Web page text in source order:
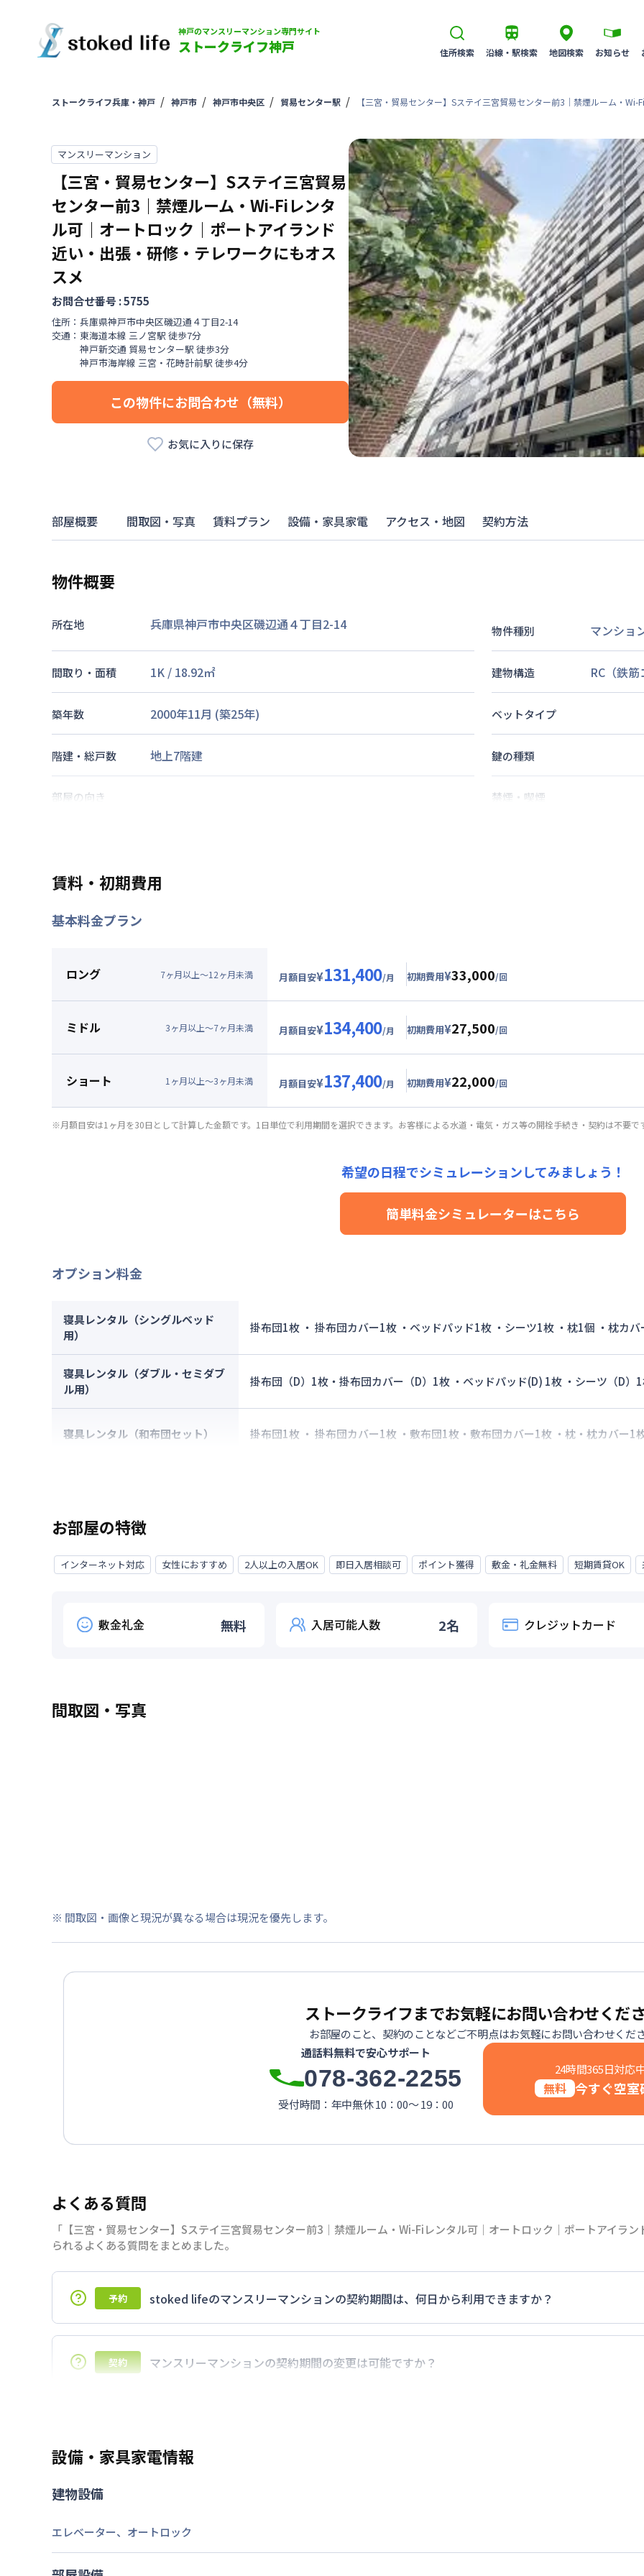
神戸のマンスリーマンション専門サイト
ストークライフ神戸 住所検索 沿線・駅検索 地図検索 お知らせ
ストークライフ兵庫・神戸 神戸市 神戸市中央区 貿易センター駅 【三宮・貿易センター】Sステイ三宮貿易センター前3｜禁煙ルーム・
マンスリーマンション
【三宮・貿易センター】Sステイ三宮貿易
センター前3｜禁煙ルーム・Wi-Fiレンタ
ル可｜オートロック｜ポートアイランド
近い・出張・研修・テレワークにもオス
スメ
お問合せ番号 :5755
住所： 兵庫県神戸市中央区磯辺通 ４丁目2-14
交通： 東海道本線 三ノ宮駅 徒歩7分
神戸新交通 貿易センター駅 徒歩3分
神戸市海岸線 三宮・花時計前駅 徒歩4分
この物件にお問合わせ（無料）
お気に入りに保存
部屋概要 間取図・写真 賃料プラン 設備・家具家電 アクセス・地図 契約方法
物件概要
所在地 兵庫県神戸市中央区磯辺通４丁目2-14 物件種別 マンショ
間取り・面積 1K / 18.92㎡ 建物構造 RC（鉄
築年数 2000年11月 (築25年) ベットタイプ
階建・総戸数 地上7階建 鍵の種類
部屋の向き 禁煙・喫煙
駐車場
賃料・初期費用
基本料金プラン
ロング 7ヶ月以上～12ヶ月未満 月額目安¥131,400/月 初期費用¥33,000/回
賃料：81,000円/月 (2,700円/日)
その他費用詳細料金
24,000円/月 (800円/日)
契約事務手数料： 5,000円/回（税抜）
ミドル 3ヶ月以上～7ヶ月未満 月額目安¥134,400/月 初期費用¥27,500/回
賃料：84,000円/月 (2,800円/日)
その他費用詳細料金
初期費用詳細料金
契約事務手数料 ：5,000 円/回
ショート 1 ヶ月以上～3ヶ月未満 月額目安¥137,400/月 初期費用¥22,000/回
賃料：87,000円/月 (2,900円/日)
15,000円/回 (税抜)
契約事務手数料：5,000円/回（税抜）
※月額目安は1ヶ月を30日として計算した金額です。1日単位で利用期間を選択できます。お客様による水道・電気・ガス等の開栓手続き・契約は不要で
希望の日程でシミュレーションしてみましょう！
簡単料金シミュレーターはこちら
オプション料金
寝具レンタル（シングルベッド
用）
掛布団1枚 ・ 掛布団カバー1枚 ・ベッドパッド1枚 ・シーツ1枚 ・枕1個 ・枕カ
寝具レンタル（ダブル・セミダブ
ル用）
掛布団（D）1枚・掛布団カバー（D）1枚 ・ベッドパッド(D) 1枚 ・シーツ（D）
寝具レンタル（和布団セット） 掛布団1枚 ・ 掛布団カバー1枚 ・敷布団1枚・敷布団カバー1枚 ・枕・枕カバー1
お部屋の特徴
インターネット対応 女性におすすめ 2人以上の入居OK 即日入居相談可 ポイント獲得 敷金・礼金無料 短期賃貸OK
敷金礼金 無料 入居可能人数 2名 クレジットカード
間取図・写真
※ 間取図・画像と現況が異なる場合は現況を優先します。
ストークライフまでお気軽にお問い合わせくだ
お部屋のこと、契約のことなどご不明点はお気軽にお問い合わせくだ
通話料無料で安心サポート
078-362-2255
受付時間：年中無休 10：00～ 19：00
24時間365日対応
無料 今すぐ空室
よくある質問
「【三宮・貿易センター】Sステイ三宮貿易センター前3｜禁煙ルーム・Wi-Fiレンタル可｜オートロック｜ポートアイラ
られるよくある質問をまとめました。
予約
stoked lifeのマンスリーマンションの契約期間は、何日から利用できますか？
7日以上からのご契約期間ですが1ヶ月（30日）以上のご契約期間の地域もございますのでお気軽にお問い
契約
マンスリーマンションの契約期間の変更は可能ですか？
設備・家具家電情報
建物設備
エレベーター、 オートロック